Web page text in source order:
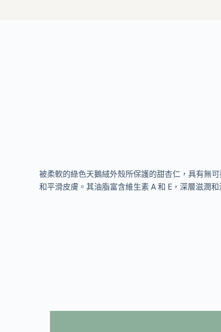
被柔軟的綠色天鵝絨外殼所保護的甜杏仁，具有無
和平滑皮膚。其油脂富含維生素 A 和 E，深層滋潤和